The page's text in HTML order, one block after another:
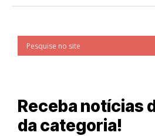
Receba notícias
da categoria!